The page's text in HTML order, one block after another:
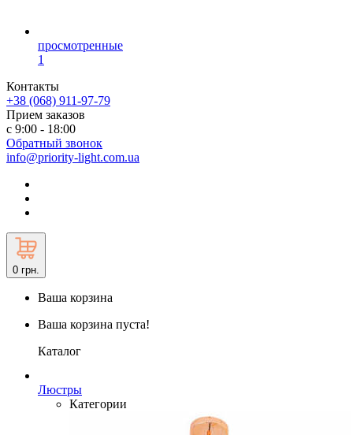
просмотренные
1
Контакты
+38 (068) 911-97-79
Прием заказов
с 9:00 - 18:00
Обратный звонок
info@priority-light.com.ua
0 грн.
Ваша корзина
Ваша корзина пуста!
Каталог
Люстры
Категории